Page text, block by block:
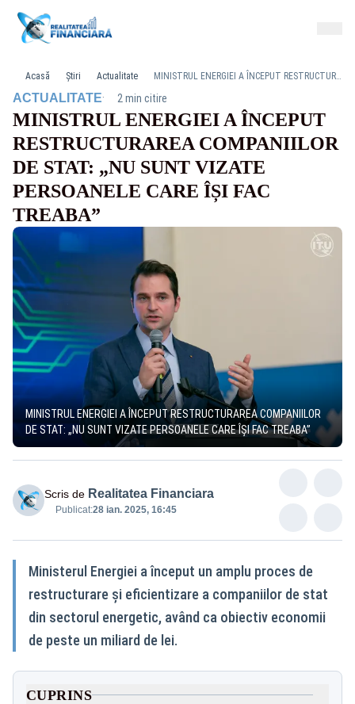
Acasă Știri Actualitate MINISTRUL ENERGIEI A ÎNCEPUT RESTRUCTURAREA COMPANIILOR DE STAT: „NU SUNT VIZATE PERSOANELE CARE ÎȘI FAC TREABA”
ACTUALITATE· 2 min citire
MINISTRUL ENERGIEI A ÎNCEPUT
RESTRUCTURAREA COMPANIILOR
DE STAT: „NU SUNT VIZATE
PERSOANELE CARE ÎȘI FAC
TREABA”
MINISTRUL ENERGIEI A ÎNCEPUT RESTRUCTURAREA COMPANIILOR
DE STAT: „NU SUNT VIZATE PERSOANELE CARE ÎȘI FAC TREABA”
Scris de Realitatea Financiara
Publicat:28 ian. 2025, 16:45
Ministerul Energiei a început un amplu proces de
restructurare și eficientizare a companiilor de stat
din sectorul energetic, având ca obiectiv economii
de peste un miliard de lei.
CUPRINS